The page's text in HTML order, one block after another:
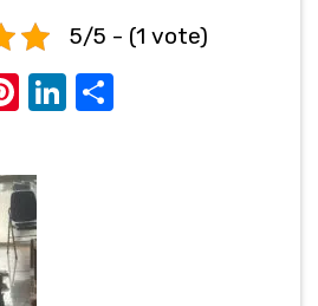
5/5 - (1 vote)
Pinterest
LinkedIn